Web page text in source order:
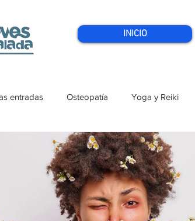
INICIO
entradas Osteopatía Yoga y Reiki
Rutina_Hábito